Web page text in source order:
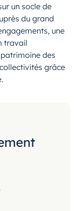
un socle de
du grand
une
travail
des
grâce